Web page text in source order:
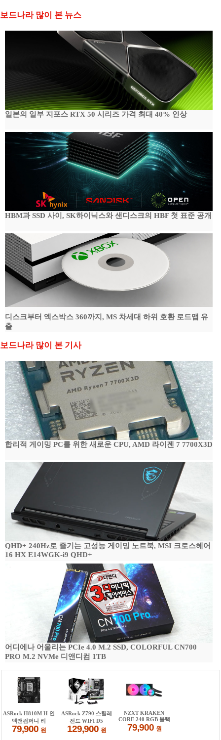
보드나라 많이 본 뉴스
일본의 일부 지포스 RTX 50 시리즈 가격 최대 40% 인상
HBM과 SSD 사이, SK하이닉스와 샌디스크의 HBF 첫 표준 공개
디스크부터 엑스박스 360까지, MS 차세대 하위 호환 로드맵 유
출
보드나라 많이 본 기사
합리적 게이밍 PC를 위한 새로운 CPU, AMD 라이젠 7 7700X3D
QHD+ 240Hz로 즐기는 고성능 게이밍 노트북, MSI 크로스헤어
16 HX E14WGK-i9 QHD+
어디에나 어울리는 PCIe 4.0 M.2 SSD, COLORFUL CN700
PRO M.2 NVMe 디앤디컴 1TB